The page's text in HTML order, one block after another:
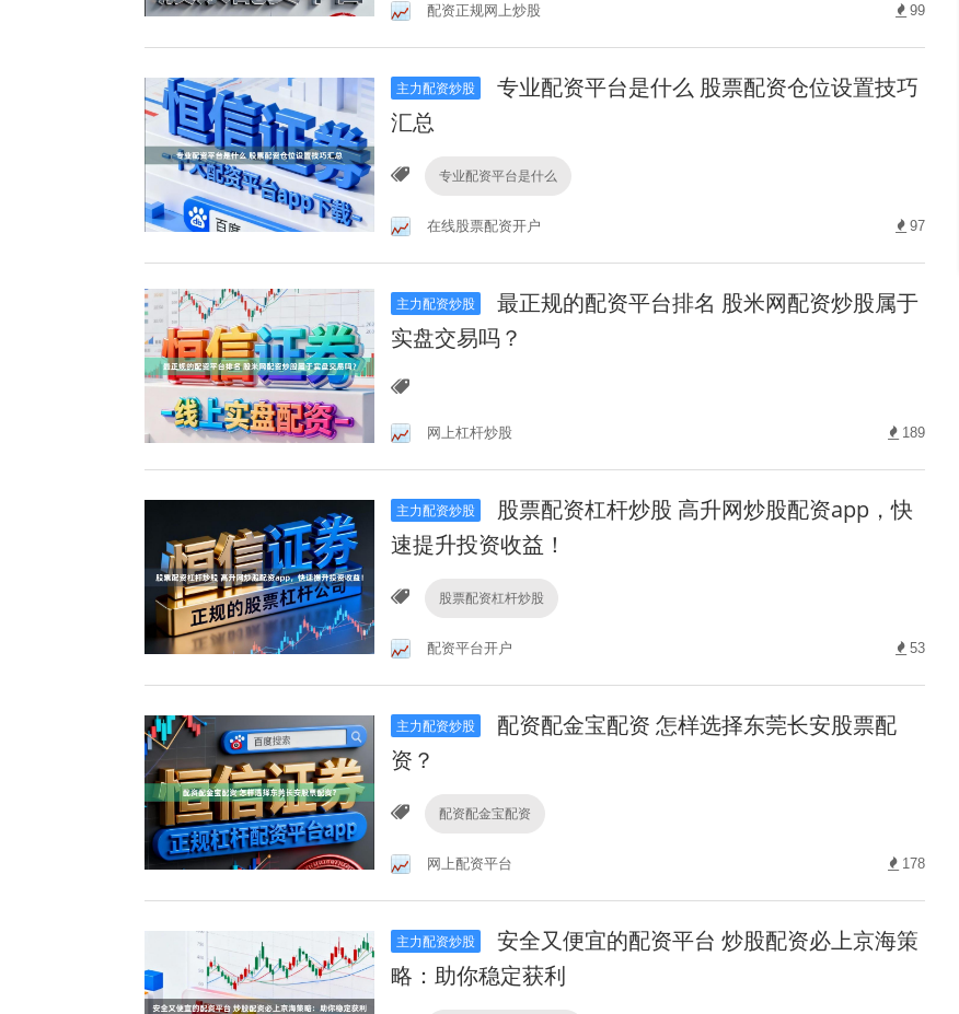
配资正规网上炒股 99
主力配资炒股
专业配资平台是什么 股票配资仓位设置技巧
汇总
专业配资平台是什么
在线股票配资开户 97
主力配资炒股
最正规的配资平台排名 股米网配资炒股属于
实盘交易吗？
网上杠杆炒股 189
主力配资炒股
股票配资杠杆炒股 高升网炒股配资app，快
速提升投资收益！
股票配资杠杆炒股
配资平台开户 53
主力配资炒股
配资配金宝配资 怎样选择东莞长安股票配
资？
配资配金宝配资
网上配资平台 178
主力配资炒股
安全又便宜的配资平台 炒股配资必上京海策
略：助你稳定获利